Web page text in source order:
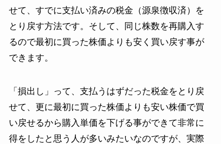
せて、すでに支払い済みの税金（源泉徴収済）を
とり戻す方法です。そして、同じ株数を再購入す
るので最初に買った株価よりも安く買い戻す事が
できます。
「損出し」って、支払うはずだった税金をとり戻
せて、更に最初に買った株価よりも安い株価で買
い戻せるから購入単価を下げる事ができて非常に
得をしたと思う人が多いみたいなのですが、実際